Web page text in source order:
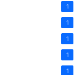
1
1
1
1
1